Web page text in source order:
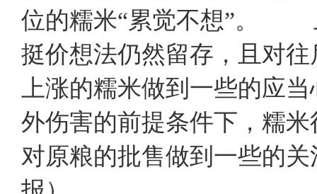
位的糯米“累觉不想”。
挺价想法仍然留存，且对
上涨的糯米做到一些的应
外伤害的前提条件下，糯
对原粮的批售做到一些